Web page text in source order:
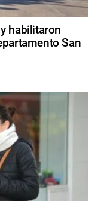
habilitaron
San